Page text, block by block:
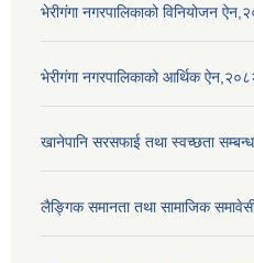
भेरीगंगा नगरपालिकाको विनियोजन
भेरीगंगा नगरपालिकाको आर्थिक
खानेपानि सरसफाई तथा स्वच्छता
लैङ्गिक समानता तथा सामाजिक